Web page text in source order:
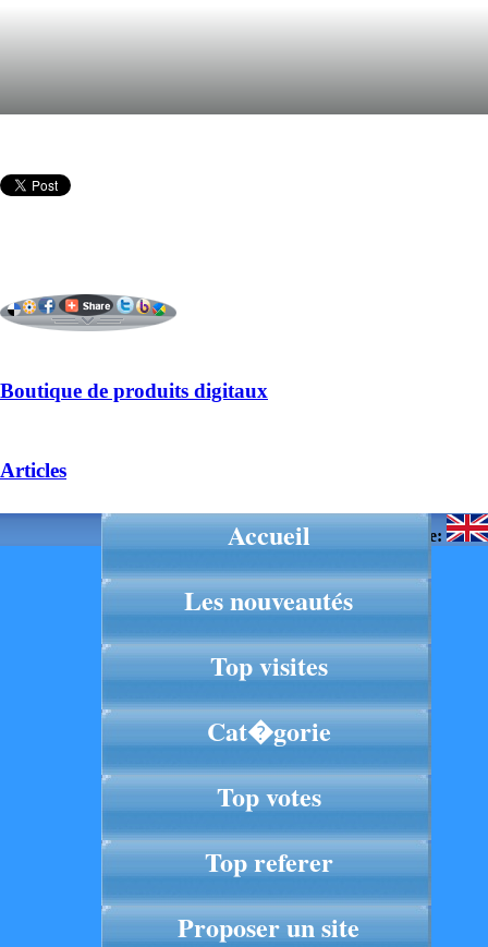
Boutique de produits digitaux
Articles
Langue:
Accueil
Les nouveautés
Top visites
Cat�gorie
Top votes
Top referer
Proposer un site